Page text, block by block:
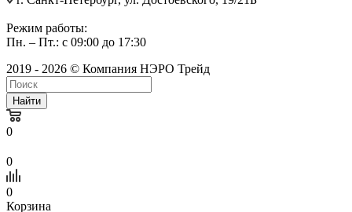
Режим работы:
Пн. – Пт.: с 09:00 до 17:30
2019 - 2026 © Компания НЭРО Трейд
Найти
0
0
0
Корзина